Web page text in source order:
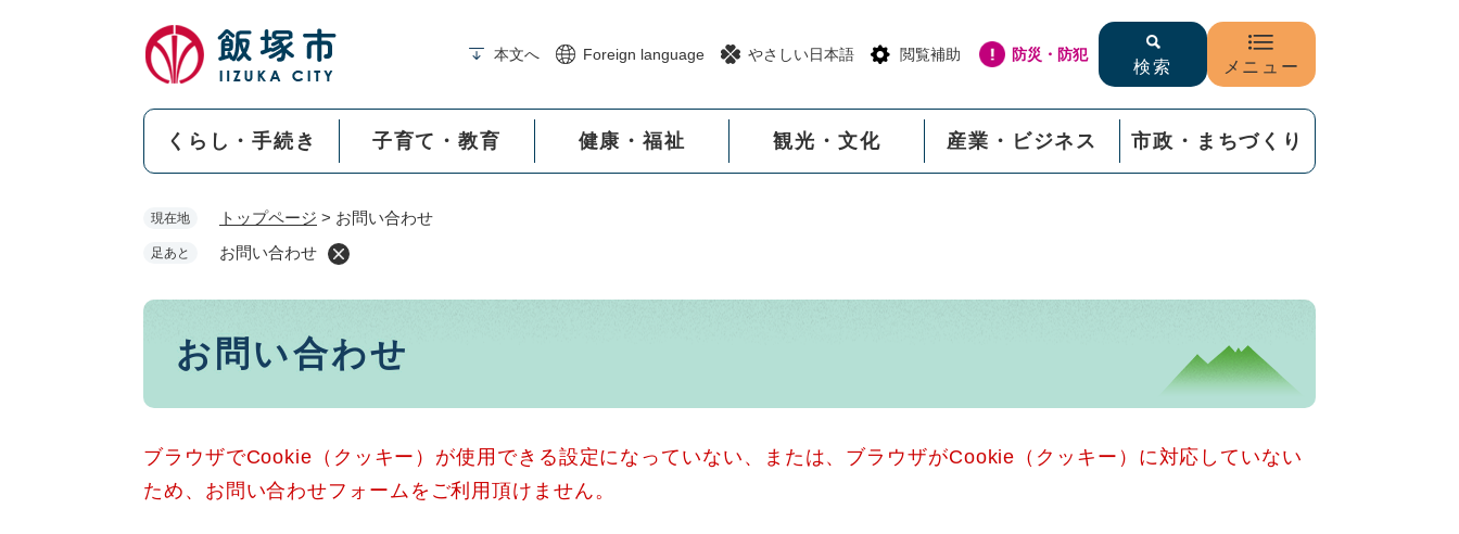
本文へ Foreign language やさしい日本語 閲覧補助 防災・防犯
検索 メニュー
くらし・手続き 子育て・教育 健康・福祉 観光・文化 産業・ビジネス 市政・まちづくり
現在地 トップページ > お問い合わせ
足あと お問い合わせ
本
お問い合わせ
ブラウザでCookie（クッキー）が使用できる設定になっていない、または、ブラウザがCookie（クッキー）に対応していない
ため、お問い合わせフォームをご利用頂けません。